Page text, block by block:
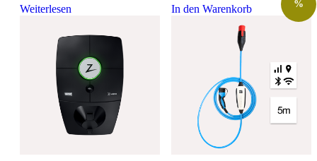
Weiterlesen In den Warenkorb %